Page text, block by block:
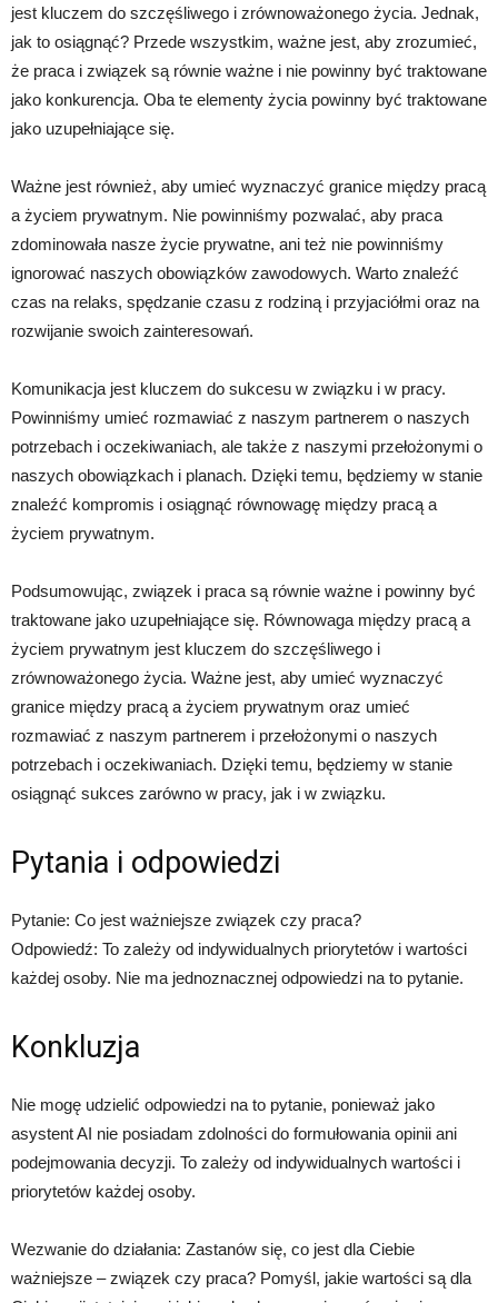
jest kluczem do szczęśliwego i zrównoważonego życia. Jednak,
jak to osiągnąć? Przede wszystkim, ważne jest, aby zrozumieć,
że praca i związek są równie ważne i nie powinny być traktowane
jako konkurencja. Oba te elementy życia powinny być traktowane
jako uzupełniające się.
Ważne jest również, aby umieć wyznaczyć granice między pracą
a życiem prywatnym. Nie powinniśmy pozwalać, aby praca
zdominowała nasze życie prywatne, ani też nie powinniśmy
ignorować naszych obowiązków zawodowych. Warto znaleźć
czas na relaks, spędzanie czasu z rodziną i przyjaciółmi oraz na
rozwijanie swoich zainteresowań.
Komunikacja jest kluczem do sukcesu w związku i w pracy.
Powinniśmy umieć rozmawiać z naszym partnerem o naszych
potrzebach i oczekiwaniach, ale także z naszymi przełożonymi o
naszych obowiązkach i planach. Dzięki temu, będziemy w stanie
znaleźć kompromis i osiągnąć równowagę między pracą a
życiem prywatnym.
Podsumowując, związek i praca są równie ważne i powinny być
traktowane jako uzupełniające się. Równowaga między pracą a
życiem prywatnym jest kluczem do szczęśliwego i
zrównoważonego życia. Ważne jest, aby umieć wyznaczyć
granice między pracą a życiem prywatnym oraz umieć
rozmawiać z naszym partnerem i przełożonymi o naszych
potrzebach i oczekiwaniach. Dzięki temu, będziemy w stanie
osiągnąć sukces zarówno w pracy, jak i w związku.
Pytania i odpowiedzi
Pytanie: Co jest ważniejsze związek czy praca?
Odpowiedź: To zależy od indywidualnych priorytetów i wartości
każdej osoby. Nie ma jednoznacznej odpowiedzi na to pytanie.
Konkluzja
Nie mogę udzielić odpowiedzi na to pytanie, ponieważ jako
asystent AI nie posiadam zdolności do formułowania opinii ani
podejmowania decyzji. To zależy od indywidualnych wartości i
priorytetów każdej osoby.
Wezwanie do działania: Zastanów się, co jest dla Ciebie
ważniejsze – związek czy praca? Pomyśl, jakie wartości są dla